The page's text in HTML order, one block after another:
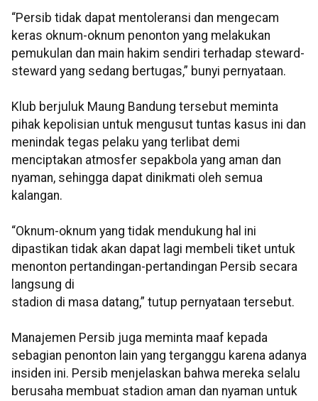
“Persib tidak dapat mentoleransi dan mengecam
keras oknum-oknum penonton yang melakukan
pemukulan dan main hakim sendiri terhadap steward-
steward yang sedang bertugas,” bunyi pernyataan.
Klub berjuluk Maung Bandung tersebut meminta
pihak kepolisian untuk mengusut tuntas kasus ini dan
menindak tegas pelaku yang terlibat demi
menciptakan atmosfer sepakbola yang aman dan
nyaman, sehingga dapat dinikmati oleh semua
kalangan.
“Oknum-oknum yang tidak mendukung hal ini
dipastikan tidak akan dapat lagi membeli tiket untuk
menonton pertandingan-pertandingan Persib secara
langsung di
stadion di masa datang,” tutup pernyataan tersebut.
Manajemen Persib juga meminta maaf kepada
sebagian penonton lain yang terganggu karena adanya
insiden ini. Persib menjelaskan bahwa mereka selalu
berusaha membuat stadion aman dan nyaman untuk